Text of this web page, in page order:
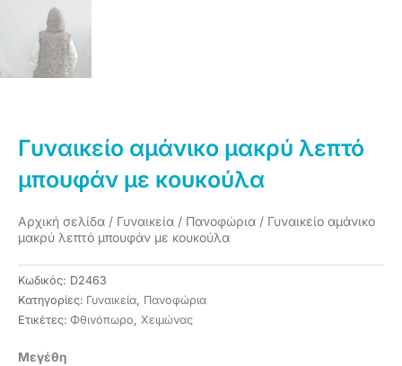
Γυναικείο αμάνικο μακρύ λεπτό
μπουφάν με κουκούλα
Αρχική σελίδα / Γυναικεία / Πανοφώρια / Γυναικείο αμάνικο
μακρύ λεπτό μπουφάν με κουκούλα
Κωδικός: D2463
Κατηγορίες: Γυναικεία Πανοφώρια
Ετικέτες: Φθινόπωρο Χειμώνας
Μεγέθη
Γυναικείο